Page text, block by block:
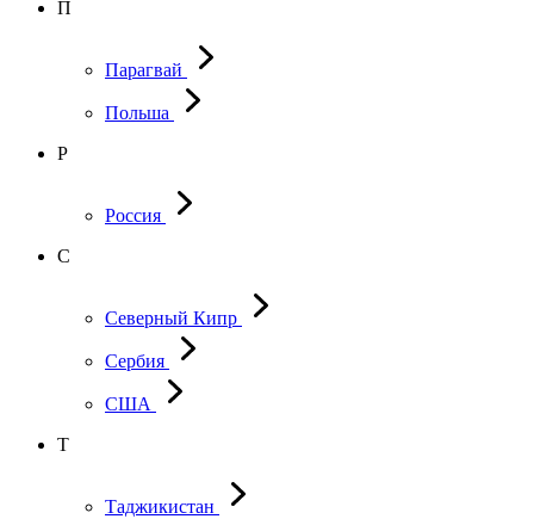
П
Парагвай
Польша
Р
Россия
С
Северный Кипр
Сербия
США
Т
Таджикистан